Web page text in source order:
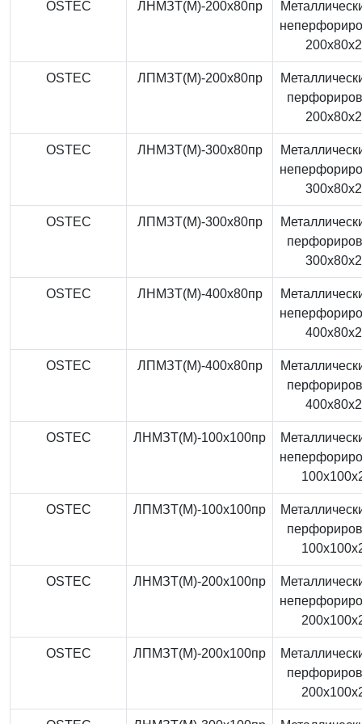
OSTEC ЛНМЗТ(М)-200x80пр
OSTEC ЛПМЗТ(М)-200x80пр
OSTEC ЛНМЗТ(М)-300x80пр
OSTEC ЛПМЗТ(М)-300x80пр
OSTEC ЛНМЗТ(М)-400x80пр
OSTEC ЛПМЗТ(М)-400x80пр
OSTEC ЛНМЗТ(М)-100x100пр
OSTEC ЛПМЗТ(М)-100x100пр
OSTEC ЛНМЗТ(М)-200x100пр
OSTEC ЛПМЗТ(М)-200x100пр